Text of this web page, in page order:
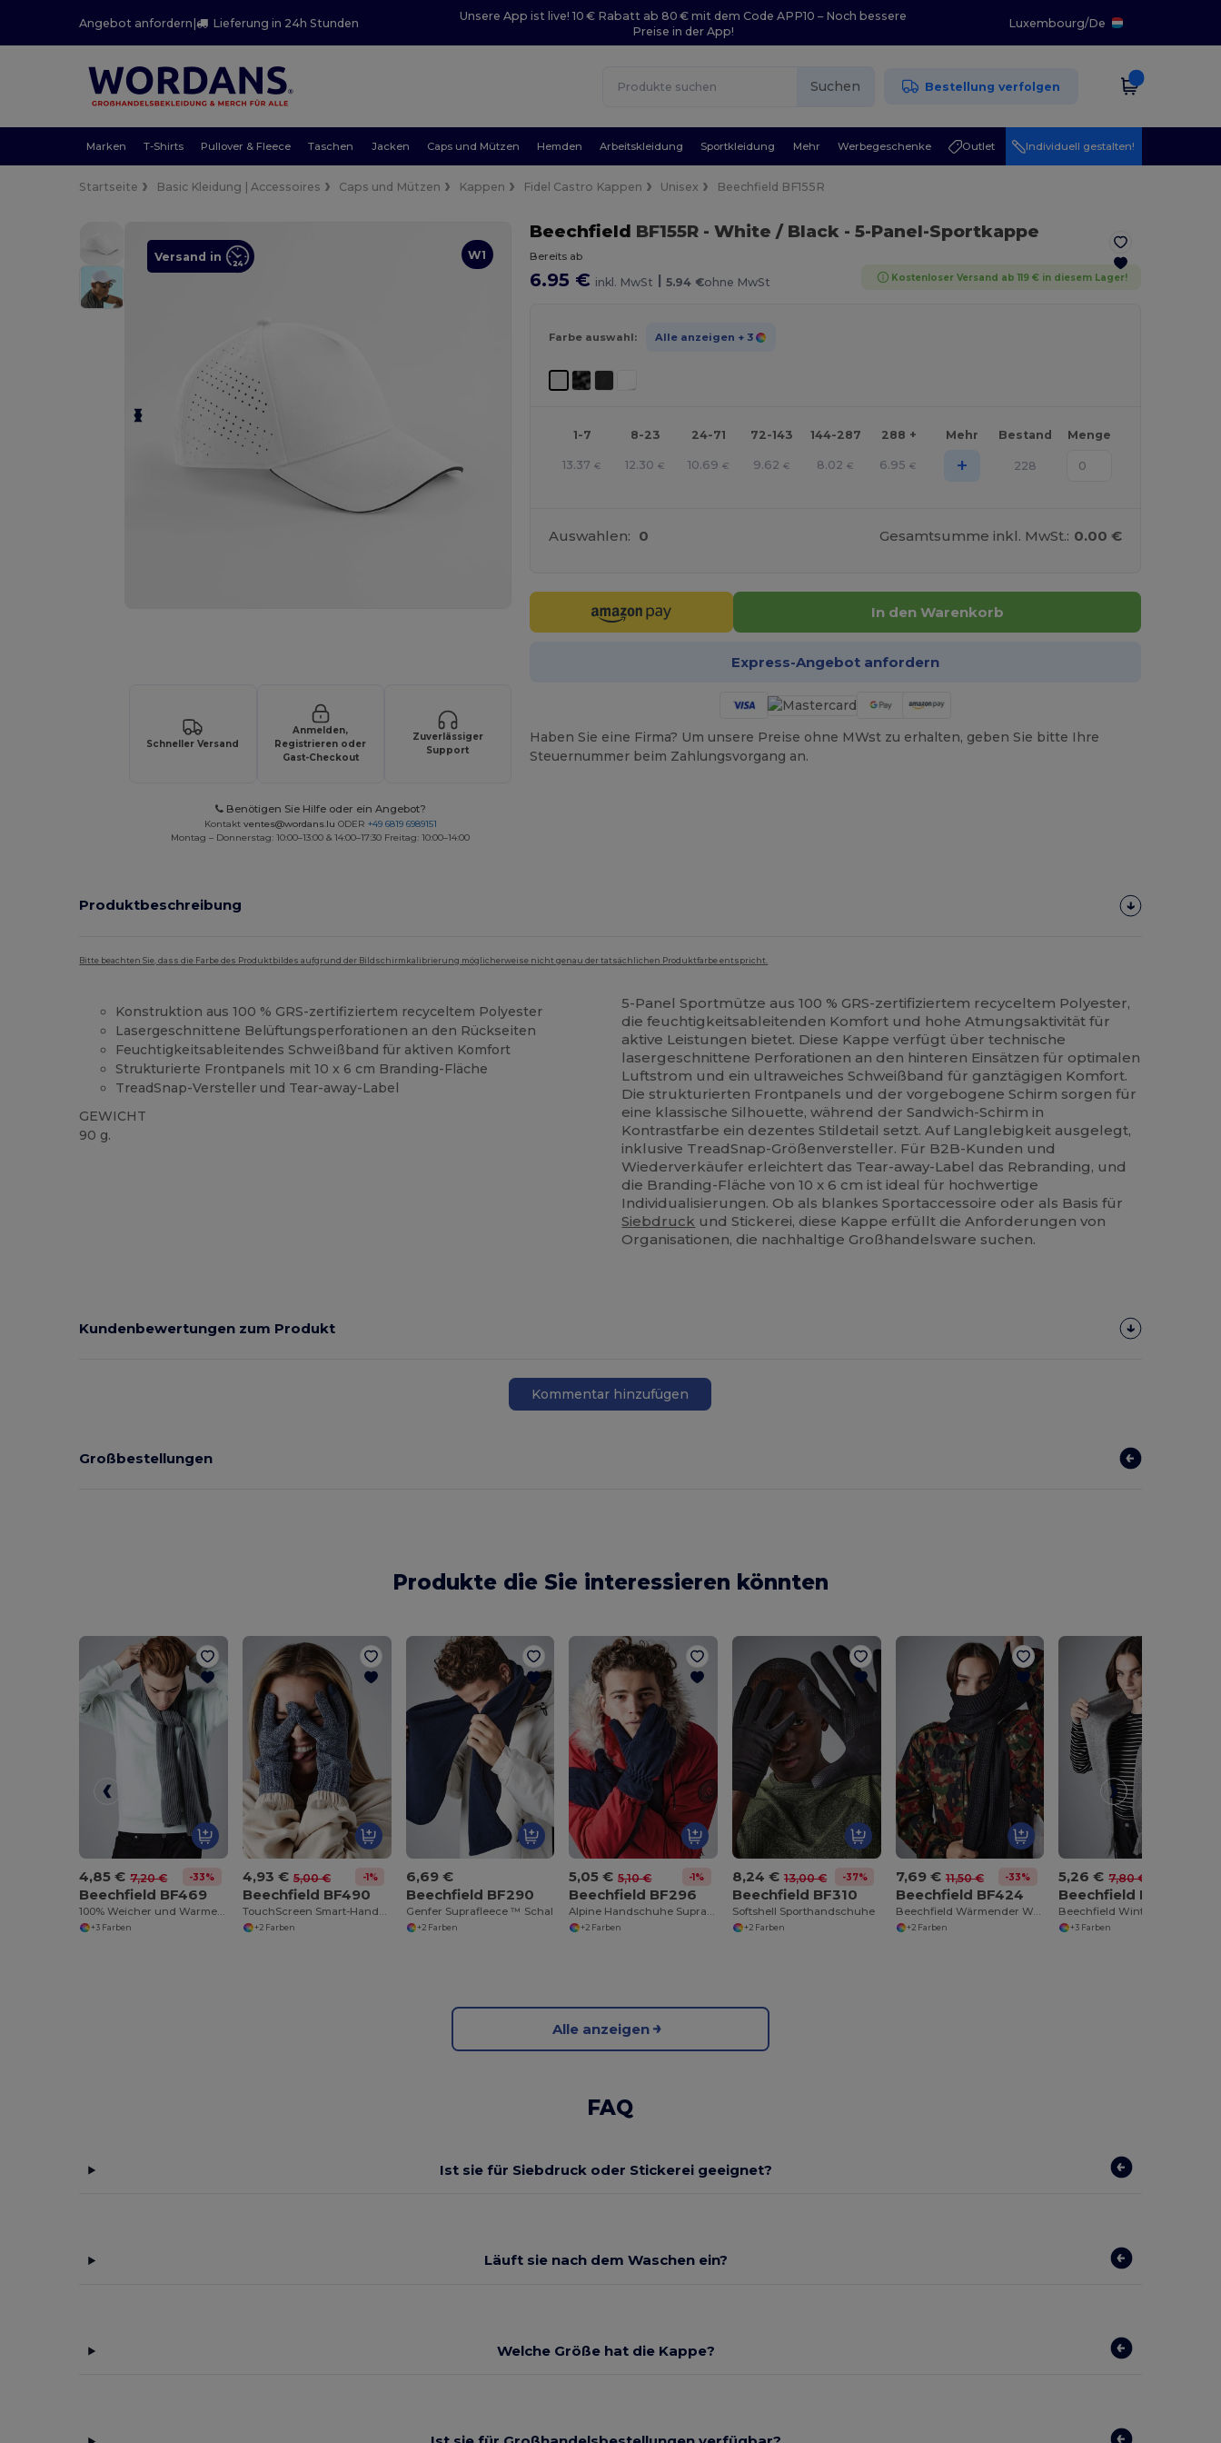
Angebot anfordern| Lieferung in 24h Stunden
Unsere App ist live! 10 € Rabatt ab 80 € mit dem Code APP10 – Noch bessere
Preise in der App!
Luxembourg/De
Suchen Bestellung verfolgen
Marken T-Shirts Pullover & Fleece Taschen Jacken Caps und Mützen Hemden Arbeitskleidung Sportkleidung Mehr Werbegeschenke Outlet Individuell gestalten!
Startseite Basic Kleidung | Accessoires Caps und Mützen Kappen Fidel Castro Kappen Unisex Beechfield BF155R
W1
Versand in
Schneller Versand
Anmelden,
Registrieren oder
Gast-Checkout
Zuverlässiger
Support
Benötigen Sie Hilfe oder ein Angebot?
Kontakt ventes@wordans.lu ODER +49 6819 6989151
Montag – Donnerstag: 10:00–13:00 & 14:00–17:30 Freitag: 10:00–14:00
Beechfield BF155R - White / Black- 5-Panel-Sportkappe
Bereits ab
6.95 € inkl. MwSt | 5.94 €ohne MwSt Kostenloser Versand ab 119 € in diesem Lager!
Farbe auswahl: Alle anzeigen + 3
1-7 8-23 24-71 72-143 144-287 288 + Mehr Bestand Menge
13.37 € 12.30 € 10.69 € 9.62 € 8.02 € 6.95 € + 228
Auswahlen: 0 Gesamtsumme inkl. MwSt.: 0.00 €
In den Warenkorb
Express-Angebot anfordern
Haben Sie eine Firma? Um unsere Preise ohne MWst zu erhalten, geben Sie bitte Ihre
Steuernummer beim Zahlungsvorgang an.
Produktbeschreibung
Bitte beachten Sie, dass die Farbe des Produktbildes aufgrund der Bildschirmkalibrierung möglicherweise nicht genau der tatsächlichen Produktfarbe entspricht.
Konstruktion aus 100 % GRS-zertifiziertem recyceltem Polyester
Lasergeschnittene Belüftungsperforationen an den Rückseiten
Feuchtigkeitsableitendes Schweißband für aktiven Komfort
Strukturierte Frontpanels mit 10 x 6 cm Branding-Fläche
TreadSnap-Versteller und Tear-away-Label
GEWICHT
90 g.
5-Panel Sportmütze aus 100 % GRS-zertifiziertem recyceltem Polyester,
die feuchtigkeitsableitenden Komfort und hohe Atmungsaktivität für
aktive Leistungen bietet. Diese Kappe verfügt über technische
lasergeschnittene Perforationen an den hinteren Einsätzen für optimalen
Luftstrom und ein ultraweiches Schweißband für ganztägigen Komfort.
Die strukturierten Frontpanels und der vorgebogene Schirm sorgen für
eine klassische Silhouette, während der Sandwich-Schirm in
Kontrastfarbe ein dezentes Stildetail setzt. Auf Langlebigkeit ausgelegt,
inklusive TreadSnap-Größenversteller. Für B2B-Kunden und
Wiederverkäufer erleichtert das Tear-away-Label das Rebranding, und
die Branding-Fläche von 10 x 6 cm ist ideal für hochwertige
Individualisierungen. Ob als blankes Sportaccessoire oder als Basis für
Siebdruck und Stickerei, diese Kappe erfüllt die Anforderungen von
Organisationen, die nachhaltige Großhandelsware suchen.
Kundenbewertungen zum Produkt
Kommentar hinzufügen
Großbestellungen
Produkte die Sie interessieren könnten
4,85 € 7,20 € -33%
Beechfield BF469
100% Weicher und Warmer Schal
+3 Farben
4,93 € 5,00 € -1%
Beechfield BF490
TouchScreen Smart-Handschuhe
+2 Farben
6,69 €
Beechfield BF290
Genfer Suprafleece ™ Schal
+2 Farben
5,05 € 5,10 € -1%
Beechfield BF296
Alpine Handschuhe Suprafleece™
+2 Farben
8,24 € 13,00 € -37%
Beechfield BF310
Softshell Sporthandschuhe
+2 Farben
7,69 € 11,50 € -33%
Beechfield BF424
Beechfield Wärmender Waffelstrick-Schal
+2 Farben
5,26 € 7,80 €
Beechfield BF470
+3 Farben
Alle anzeigen
FAQ
Ist sie für Siebdruck oder Stickerei geeignet?
Läuft sie nach dem Waschen ein?
Welche Größe hat die Kappe?